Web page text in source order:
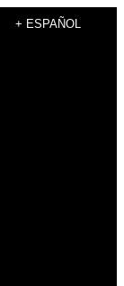
+ ESPAÑOL